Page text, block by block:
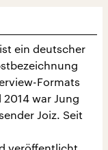
ein deutscher
Formats
2014 war Jung
Joiz. Seit